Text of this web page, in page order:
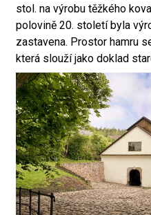
stol. na výrobu těžkého
polovině 20. století byla
zastavena. Prostor hamru
která slouží jako doklad